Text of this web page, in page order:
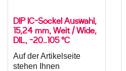
DIP IC-Sockel Auswahl,
15,24 mm, Weit / Wide,
DIL, -20..105 °C
Auf der Artikelseite
stehen Ihnen